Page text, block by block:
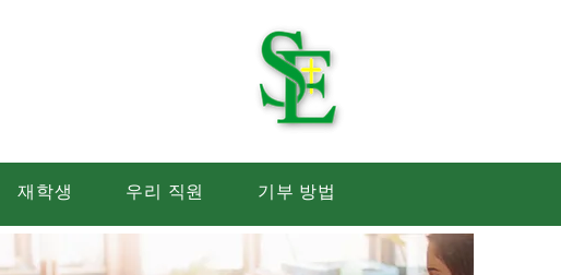
재학생 우리 직원 기부 방법